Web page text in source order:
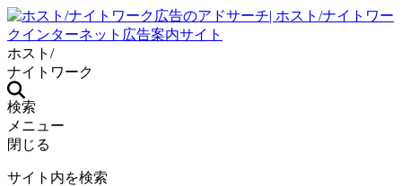
ホスト/
ナイトワーク
検索
メニュー
閉じる
サイト内を検索